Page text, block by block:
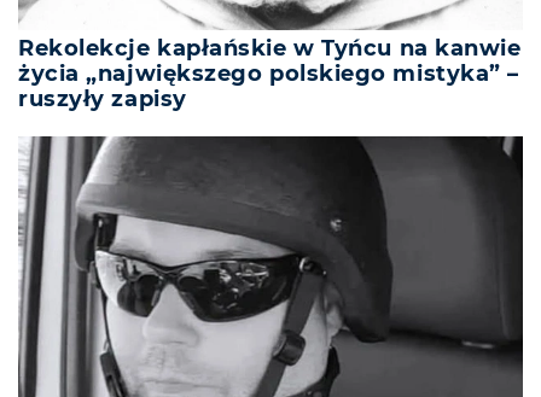
Rekolekcje kapłańskie w Tyńcu na kanwie
życia „największego polskiego mistyka” –
ruszyły zapisy